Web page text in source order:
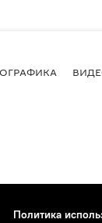
Политика